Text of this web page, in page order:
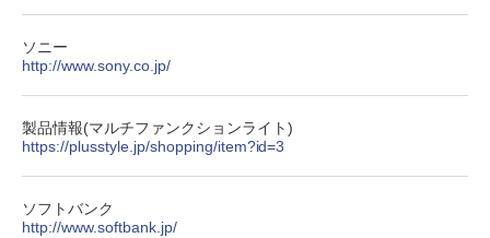
ソニー
http://www.sony.co.jp/
製品情報(マルチファンクションライト)
https://plusstyle.jp/shopping/item?id=3
ソフトバンク
http://www.softbank.jp/